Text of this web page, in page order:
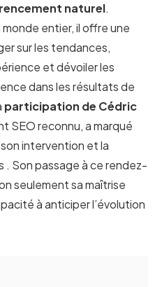
naturel.
entier, il offre une
sur les tendances,
et dévoiler les
dans les résultats de
participation de Cédric
SEO reconnu, a marqué
intervention et la
. Son passage à ce rendez-
seulement sa maîtrise
à anticiper l’évolution